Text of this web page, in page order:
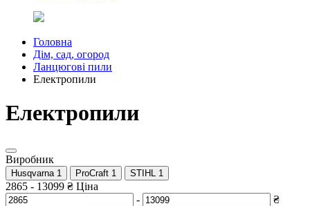
Головна
Дім, сад, огород
Ланцюгові пили
Електропили
Електропили
Виробник
Husqvarna 1 ProCraft 1 STIHL 1
2865 - 13099 ₴ Ціна
-
₴